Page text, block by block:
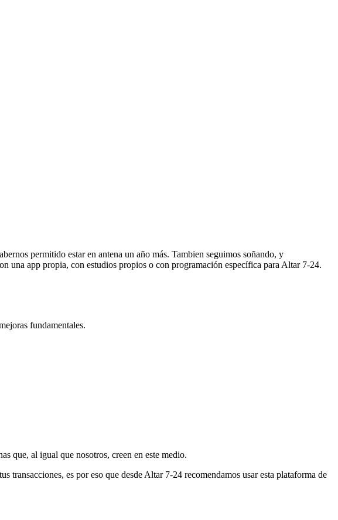
permitido estar en antena un año más. Tambien seguimos soñando, y
una app propia, con estudios propios o con programación específica para Altar 7-24.
fundamentales.
que, al igual que nosotros, creen en este medio.
transacciones, es por eso que desde Altar 7-24 recomendamos usar esta plataforma de